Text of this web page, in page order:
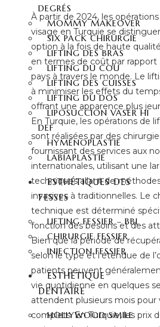
DEGRÉS
MOMMY MAKEOVER
SIX PACK CHIRURGIE
LIFTING DES BRAS
LIFTING DU COU
LIFTING DES CUISSES
LIFTING DU DOS
LIPOSUCCION VASER HI
DEF
HYMÉNOPLASTIE
LABIAPLASTIE
ESTHÉTIQUES DES
FESSES
LIFTING FESSIER – BBL
CHIRURGIE FESSIER
INJECTION FESSIER
ESTHÉTIQUE
DENTAIRE
HOLLYWOOD SMILE
À partir de 2024, les
visage en Turquie se
option à la fois de haute
en termes de coût par rapport
pays à travers le monde. Le
à minimiser les effets du
offrant une apparence plus
En Turquie, les opérations de
sont réalisées par des
fournissant des services aux
internationales, utilisant une
techniques allant de
invasives à traditionnelles. Le
technique est déterminé
fonction des besoins et des
Bien que la période de
selon le type et l’étendue de
patients peuvent
vie quotidienne en quelques
attendent plusieurs mois pour
complets. En Turquie, les prix